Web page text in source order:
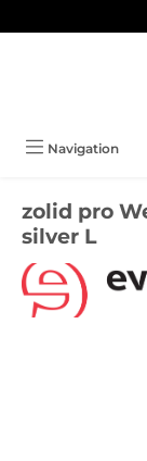
Zum Hauptinhalt
Navigation
zolid pro
silver L